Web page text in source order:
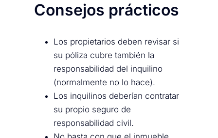
Consejos prácticos
Los propietarios deben revisar si
su póliza cubre también la
responsabilidad del inquilino
(normalmente no lo hace).
Los inquilinos deberían contratar
su propio seguro de
responsabilidad civil.